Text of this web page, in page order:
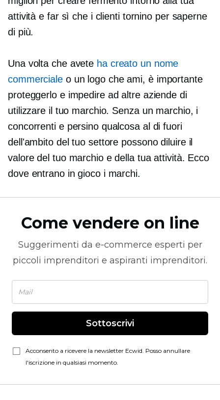
attività e far sì che i clienti tornino per saperne
di più.
Una volta che avete ha creato un nome
commercialeo un logo che ami, è importante
proteggerlo e impedire ad altre aziende di
utilizzare il tuo marchio. Senza un marchio, i
concorrenti e persino qualcosa al di fuori
dell'ambito del tuo settore possono diluire il
valore del tuo marchio e della tua attività. Ecco
dove entrano in gioco i marchi.
Come vendere on line
Suggerimenti da e-commerce esperti per
piccoli imprenditori e aspiranti imprenditori.
Sottoscrivi
Acconsento a ricevere la newsletter Ecwid. Posso annullare
l'iscrizione in qualsiasi momento.